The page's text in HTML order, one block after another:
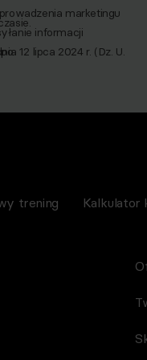
marketingu
informacji
12 lipca 2024 r. (Dz. U.
trening Kalkulator